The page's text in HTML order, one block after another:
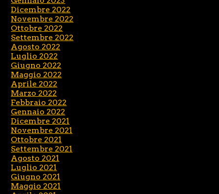
Dicembre 2022
Novembre 2022
Ottobre 2022
Settembre 2022
Agosto 2022
Luglio 2022
Giugno 2022
Maggio 2022
Aprile 2022
Marzo 2022
Febbraio 2022
Gennaio 2022
Dicembre 2021
Novembre 2021
Ottobre 2021
Settembre 2021
Agosto 2021
Luglio 2021
Giugno 2021
Maggio 2021